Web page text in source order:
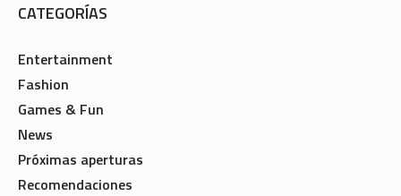
CATEGORÍAS
Entertainment
Fashion
Games & Fun
News
Próximas aperturas
Recomendaciones